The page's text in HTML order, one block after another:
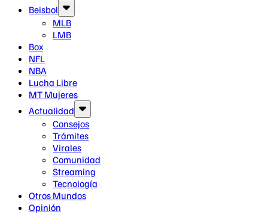
Beisbol
MLB
LMB
Box
NFL
NBA
Lucha Libre
MT Mujeres
Actualidad
Consejos
Trámites
Virales
Comunidad
Streaming
Tecnología
Otros Mundos
Opinión